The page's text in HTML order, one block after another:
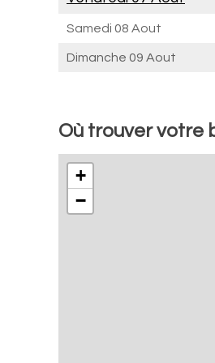
Samedi 08 Aout
Dimanche 09 Aout
Où trouver votre
+
−